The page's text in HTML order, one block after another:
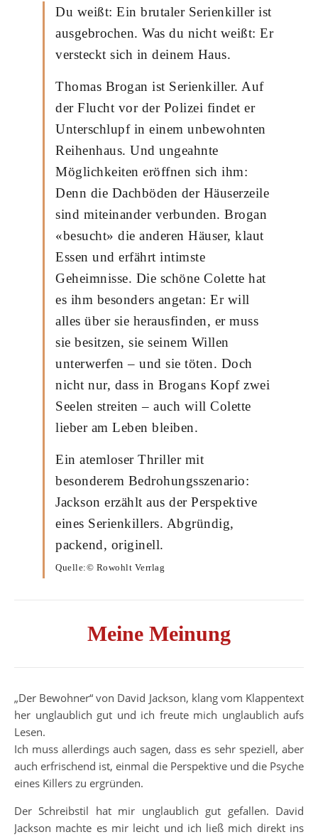
Du weißt: Ein brutaler Serienkiller ist
ausgebrochen. Was du nicht weißt: Er
versteckt sich in deinem Haus.
Thomas Brogan ist Serienkiller. Auf
der Flucht vor der Polizei findet er
Unterschlupf in einem unbewohnten
Reihenhaus. Und ungeahnte
Möglichkeiten eröffnen sich ihm:
Denn die Dachböden der Häuserzeile
sind miteinander verbunden. Brogan
«besucht» die anderen Häuser, klaut
Essen und erfährt intimste
Geheimnisse. Die schöne Colette hat
es ihm besonders angetan: Er will
alles über sie herausfinden, er muss
sie besitzen, sie seinem Willen
unterwerfen – und sie töten. Doch
nicht nur, dass in Brogans Kopf zwei
Seelen streiten – auch will Colette
lieber am Leben bleiben.
Ein atemloser Thriller mit
besonderem Bedrohungsszenario:
Jackson erzählt aus der Perspektive
eines Serienkillers. Abgründig,
packend, originell.
Quelle:© Rowohlt Verrlag
Meine Meinung
„Der Bewohner“ von David Jackson, klang vom Klappentext
her unglaublich gut und ich freute mich unglaublich aufs
Lesen.
Ich muss allerdings auch sagen, dass es sehr speziell, aber
auch erfrischend ist, einmal die Perspektive und die Psyche
eines Killers zu ergründen.
Der Schreibstil hat mir unglaublich gut gefallen. David
Jackson machte es mir leicht und ich ließ mich direkt ins